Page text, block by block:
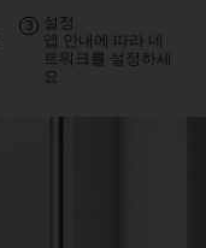
3
설정
앱 안내에 따라 네
트워크를 설정하세
요.